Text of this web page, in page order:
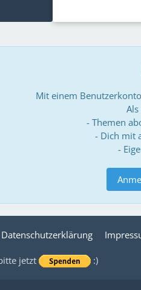
Mit einem
- Themen
- Dich mit
-
Datenschutzerklärung
jetzt :)